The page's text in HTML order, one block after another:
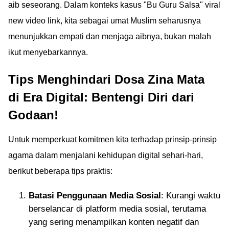
aib seseorang. Dalam konteks kasus "Bu Guru Salsa" viral
new video link, kita sebagai umat Muslim seharusnya
menunjukkan empati dan menjaga aibnya, bukan malah
ikut menyebarkannya.
Tips Menghindari Dosa Zina Mata
di Era Digital: Bentengi Diri dari
Godaan!
Untuk memperkuat komitmen kita terhadap prinsip-prinsip
agama dalam menjalani kehidupan digital sehari-hari,
berikut beberapa tips praktis:
Batasi Penggunaan Media Sosial: Kurangi waktu
berselancar di platform media sosial, terutama
yang sering menampilkan konten negatif dan